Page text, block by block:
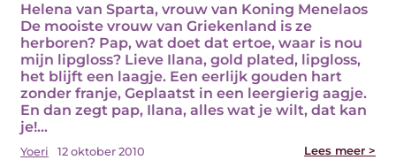
Helena van Sparta, vrouw van Koning Menelaos
De mooiste vrouw van Griekenland is ze
herboren? Pap, wat doet dat ertoe, waar is nou
mijn lipgloss? Lieve Ilana, gold plated, lipgloss,
het blijft een laagje. Een eerlijk gouden hart
zonder franje, Geplaatst in een leergierig aagje.
En dan zegt pap, Ilana, alles wat je wilt, dat kan
je!…
Yoeri 12 oktober 2010 Lees meer >